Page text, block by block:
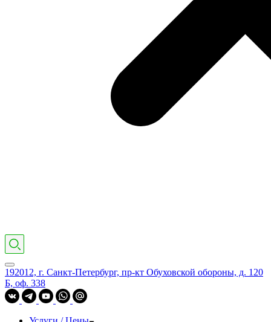
192012, г. Санкт-Петербург, пр-кт Обуховской обороны, д. 120
Б, оф. 338